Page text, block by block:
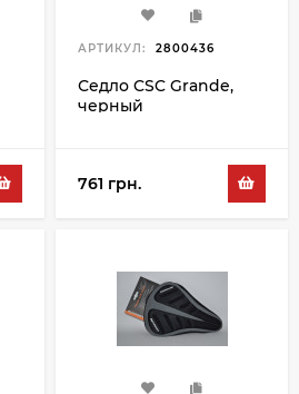
АРТИКУЛ: 2800436
Седло CSC Grande,
черный
761 грн.